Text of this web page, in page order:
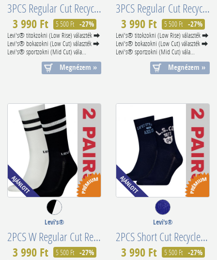
3PCS Regular Cut Recycled Cotton 701224674003
3 990 Ft 5 500 Ft -27%
Levi's® titokzokni (Low Rise) választék ⮕
Levi's® bokazokni (Low Cut) választék ⮕
Levi's® sportzokni (Mid Cut) vála...
Megnézem »
3PCS Regular Cut Recycled Cotton 701224674008
3 990 Ft 5 500 Ft -27%
Levi's® titokzokni (Low Rise) választék ⮕
Levi's® bokazokni (Low Cut) választék ⮕
Levi's® sportzokni (Mid Cut) vála...
Megnézem »
Levi's®
2PCS W Regular Cut Recycled Cotton 701226930001
3 990 Ft 5 500 Ft -27%
Levi's®
2PCS Short Cut Recycled Cotton 701229584002
3 990 Ft 5 500 Ft -27%